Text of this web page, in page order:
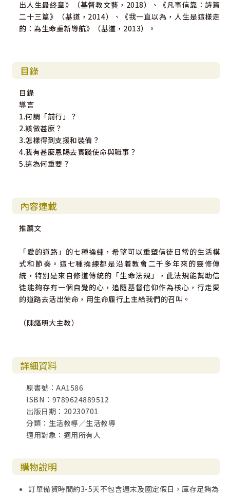
出人生最終章》（基督教文藝，2018）、《凡事信靠：詩篇
二十三篇》（基道，2014）、《我一直以為，人生是這樣走
的：為生命重新導航》（基道，2013）。
目錄
目錄
導言
1.何謂「前行」？
2.該做甚麼？
3.怎樣得到支援和裝備？
4.我有甚麼恩賜去實踐使命與職事？
5.這為何重要？
內容連載
推薦文
「愛的道路」的七種操練，希望可以重塑信徒日常的生活模
式和節奏。這七種操練都是沿着教會二千多年來的靈修傳
統，特別是來自修道傳統的「生命法規」，此法規能幫助信
徒能夠存有一個自覺的心，追隨基督信仰作為核心，行走愛
的道路去活出使命，用生命履行上主給我們的召叫。
（陳謳明大主教）
詳細資料
原書號：AA1586
ISBN：9789624889512
出版日期：20230701
分類：生活教導／生活教導
適用對象：適用所有人
購物說明
訂單備貨時間約3-5天不包含週末及國定假日，庫存足夠為